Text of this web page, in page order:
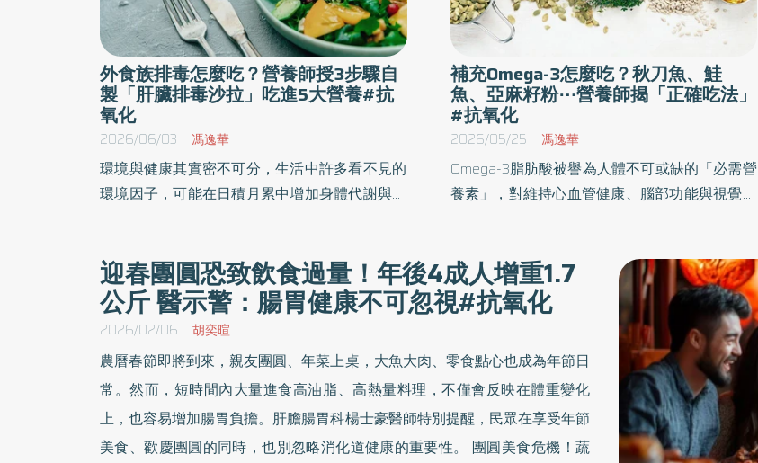
外食族排毒怎麼吃？營養師授3步驟自
製「肝臟排毒沙拉」吃進5大營養#抗
氧化
2026/06/03 馮逸華
環境與健康其實密不可分，生活中許多看不見的
環境因子，可能在日積月累中增加身體代謝與發
氧化能力，尤其肝臟是身體重要的代謝器官，需
要足夠的營養素參與運作，才能協助身體維持正
常代謝機能。
補充Omega-3怎麼吃？秋刀魚、鮭
魚、亞麻籽粉⋯營養師揭「正確吃法」
#抗氧化
2026/05/25 馮逸華
Omega-3脂肪酸被譽為人體不可或缺的「必需營
養素」，對維持心血管健康、腦部功能與視覺保
讓民眾在追求營養的同時也能吃得安心，營養師
教民眾Omega-3食物的挑選、烹調與保存重點，
提醒健康應建立在長期、均衡且正確的飲食習慣
迎春團圓恐致飲食過量！年後4成人增重1.7
公斤 醫示警：腸胃健康不可忽視#抗氧化
2026/02/06 胡奕暄
農曆春節即將到來，親友團圓、年菜上桌，大魚大肉、零食點心也成為年節日
常。然而，短時間內大量進食高油脂、高熱量料理，不僅會反映在體重變化
上，也容易增加腸胃負擔。肝膽腸胃科楊士豪醫師特別提醒，民眾在享受年節
美食、歡慶團圓的同時，也別忽略消化道健康的重要性。 團圓美食危機！蔬